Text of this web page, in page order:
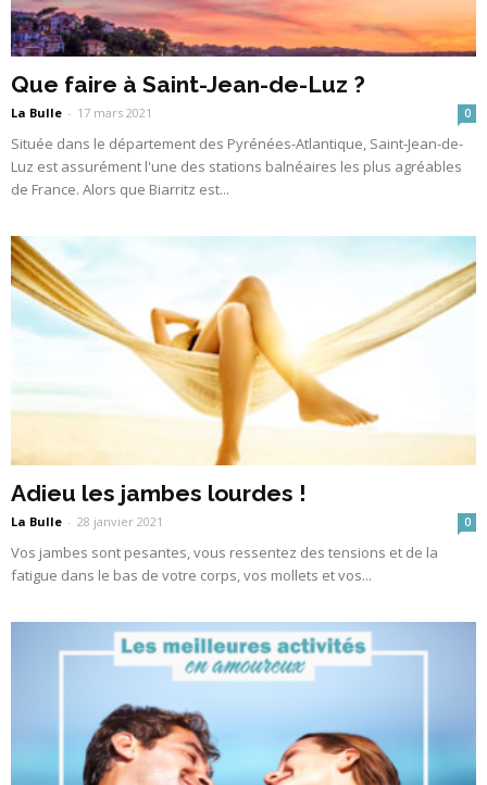
Que faire à Saint-Jean-de-Luz ?
La Bulle - 17 mars 2021 0
Située dans le département des Pyrénées-Atlantique, Saint-Jean-de-
Luz est assurément l'une des stations balnéaires les plus agréables
de France. Alors que Biarritz est...
Adieu les jambes lourdes !
La Bulle - 28 janvier 2021 0
Vos jambes sont pesantes, vous ressentez des tensions et de la
fatigue dans le bas de votre corps, vos mollets et vos...